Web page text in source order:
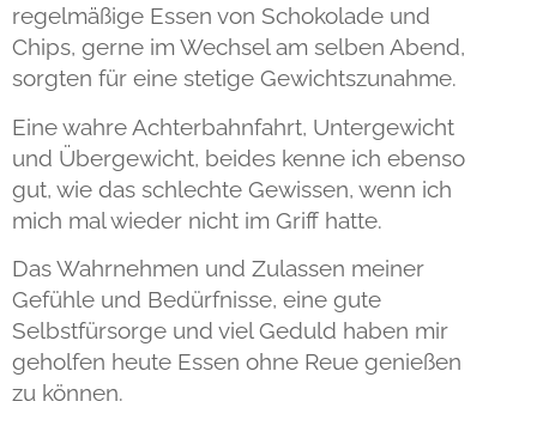
regelmäßige Essen von Schokolade und
Chips, gerne im Wechsel am selben Abend,
sorgten für eine stetige Gewichtszunahme.
Eine wahre Achterbahnfahrt, Untergewicht
und Übergewicht, beides kenne ich ebenso
gut, wie das schlechte Gewissen, wenn ich
mich mal wieder nicht im Griff hatte.
Das Wahrnehmen und Zulassen meiner
Gefühle und Bedürfnisse, eine gute
Selbstfürsorge und viel Geduld haben mir
geholfen heute Essen ohne Reue genießen
zu können.